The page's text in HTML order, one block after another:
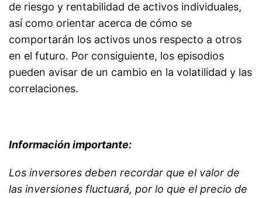
de riesgo y rentabilidad de activos individuales,
así como orientar acerca de cómo se
comportarán los activos unos respecto a otros
en el futuro. Por consiguiente, los episodios
pueden avisar de un cambio en la volatilidad y las
correlaciones.
Información importante:
Los inversores deben recordar que el valor de
las inversiones fluctuará, por lo que el precio de